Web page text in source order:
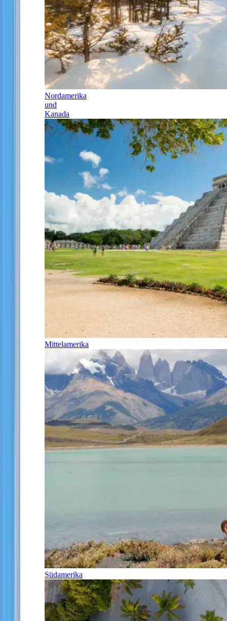
Nordamerika
und
Kanada
Mittelamerika
Südamerika